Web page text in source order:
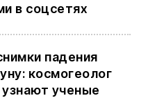
в соцсетях
падения
космогеолог
узнают ученые